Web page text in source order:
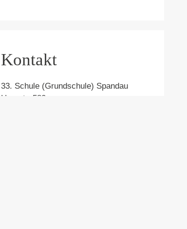
Kontakt
33. Schule (Grundschule) Spandau
Heerstr. 580